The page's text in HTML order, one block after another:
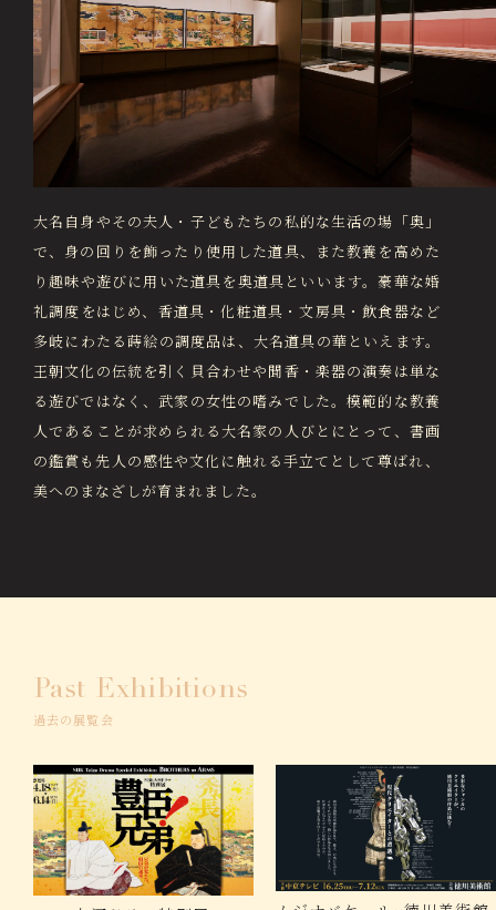
大名自身やその夫人・子どもたちの私的な生活の場「奥」
で、身の回りを飾ったり使用した道具、また教養を高めた
り趣味や遊びに用いた道具を奥道具といいます。豪華な婚
礼調度をはじめ、香道具・化粧道具・文房具・飲食器など
多岐にわたる蒔絵の調度品は、大名道具の華といえます。
王朝文化の伝統を引く貝合わせや聞香・楽器の演奏は単な
る遊びではなく、武家の女性の嗜みでした。模範的な教養
人であることが求められる大名家の人びとにとって、書画
の鑑賞も先人の感性や文化に触れる手立てとして尊ばれ、
美へのまなざしが育まれました。
Past Exhibitions
過去の展覧会